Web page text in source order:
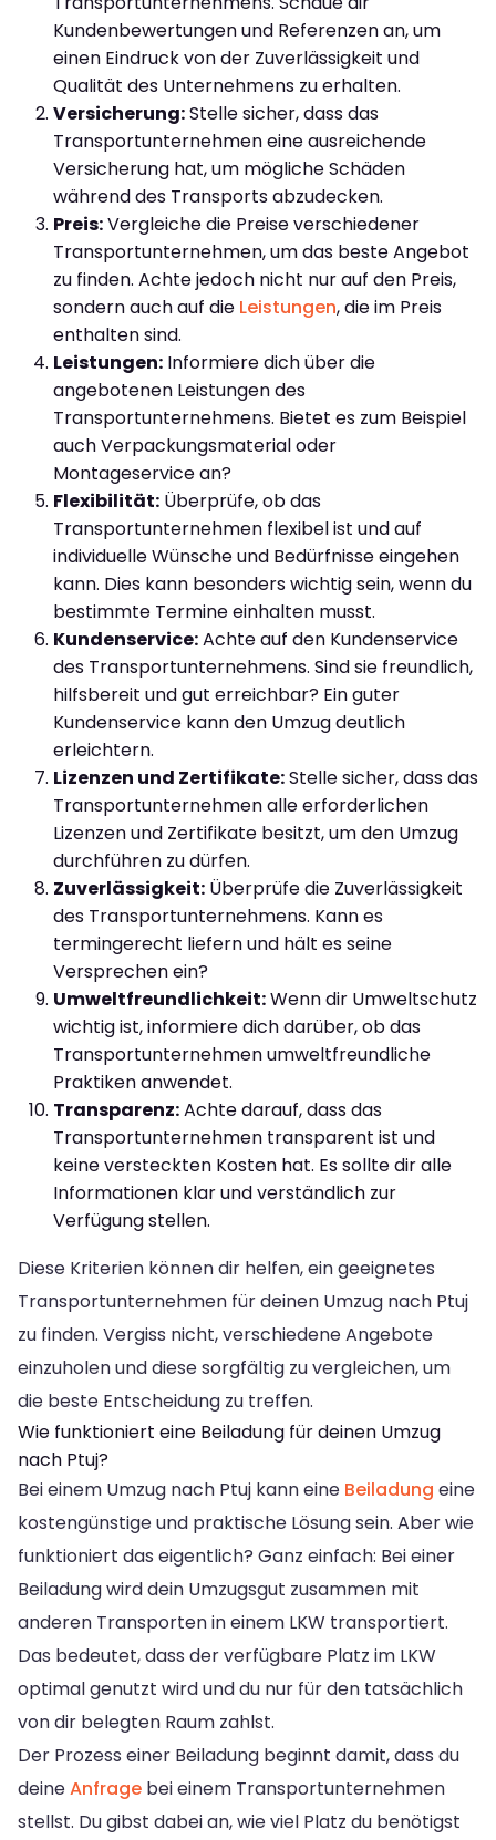
Kundenbewertungen und Referenzen an, um
einen Eindruck von der Zuverlässigkeit und
Qualität des Unternehmens zu erhalten.
Versicherung:Stelle sicher, dass das
Transportunternehmen eine ausreichende
Versicherung hat, um mögliche Schäden
während des Transports abzudecken.
Preis:Vergleiche die Preise verschiedener
Transportunternehmen, um das beste Angebot
zu finden. Achte jedoch nicht nur auf den Preis,
sondern auch auf die Leistungen, die im Preis
enthalten sind.
Leistungen: Informiere dich über die
angebotenen Leistungen des
Transportunternehmens. Bietet es zum Beispiel
auch Verpackungsmaterial oder
Montageservice an?
Flexibilität: Überprüfe, ob das
Transportunternehmen flexibel ist und auf
individuelle Wünsche und Bedürfnisse eingehen
kann. Dies kann besonders wichtig sein, wenn du
bestimmte Termine einhalten musst.
Kundenservice:Achte auf den Kundenservice
des Transportunternehmens. Sind sie freundlich,
hilfsbereit und gut erreichbar? Ein guter
Kundenservice kann den Umzug deutlich
erleichtern.
Lizenzen und Zertifikate:Stelle sicher, dass das
Transportunternehmen alle erforderlichen
Lizenzen und Zertifikate besitzt, um den Umzug
durchführen zu dürfen.
Zuverlässigkeit: Überprüfe die Zuverlässigkeit
des Transportunternehmens. Kann es
termingerecht liefern und hält es seine
Versprechen ein?
Umweltfreundlichkeit:Wenn dir Umweltschutz
wichtig ist, informiere dich darüber, ob das
Transportunternehmen umweltfreundliche
Praktiken anwendet.
Transparenz:Achte darauf, dass das
Transportunternehmen transparent ist und
keine versteckten Kosten hat. Es sollte dir alle
Informationen klar und verständlich zur
Verfügung stellen.
Diese Kriterien können dir helfen, ein geeignetes
Transportunternehmen für deinen Umzug nach Ptuj
zu finden. Vergiss nicht, verschiedene Angebote
einzuholen und diese sorgfältig zu vergleichen, um
die beste Entscheidung zu treffen.
Wie funktioniert eine Beiladung für deinen Umzug
nach Ptuj?
Bei einem Umzug nach Ptuj kann eine Beiladung eine
kostengünstige und praktische Lösung sein. Aber wie
funktioniert das eigentlich? Ganz einfach: Bei einer
Beiladung wird dein Umzugsgut zusammen mit
anderen Transporten in einem LKW transportiert.
Das bedeutet, dass der verfügbare Platz im LKW
optimal genutzt wird und du nur für den tatsächlich
von dir belegten Raum zahlst.
Der Prozess einer Beiladung beginnt damit, dass du
deineAnfrage bei einem Transportunternehmen
stellst. Du gibst dabei an, wie viel Platz du benötigst